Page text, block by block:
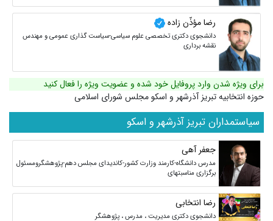
رضا مؤذّن زاده
دانشجوی دکتری تخصصی علوم سیاسی-سیاست گذاری عمومی و مهندس
نقشه برداری
برای ویژه شدن وارد پروفایل خود شده و عضویت ویژه را فعال کنید
حوزه انتخابیه تبریز آذرشهر و اسکو مجلس شورای اسلامی
سیاستمداران تبریز آذرشهر و اسکو
جعفر آهی
مدرس دانشگاه-کارمند وزارت کشور-کاندیدای مجلس دهم-پژوهشگرومسئول
برگزاری مناسبتهای
رضا انتخابی
دانشجوی دکتری مدیریت ، مدرس ، پژوهشگر